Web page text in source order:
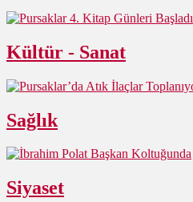
Kültür - Sanat
Sağlık
Siyaset